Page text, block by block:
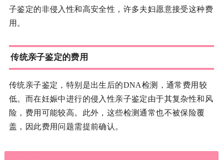
子鉴定的非侵入性和高安全性，许多夫妇愿意接受这种费
用。
传统亲子鉴定的费用
传统亲子鉴定，特别是出生后的DNA检测，通常费用较
低。而在妊娠中进行的侵入性亲子鉴定由于其复杂性和风
险，费用可能较高。此外，这些检测通常也不被保险覆
盖，因此费用问题需提前确认。